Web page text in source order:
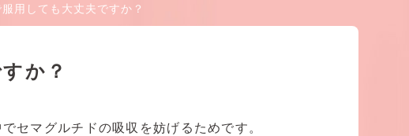
用しても大丈夫ですか？
か？
セマグルチドの吸収を妨げるためです。